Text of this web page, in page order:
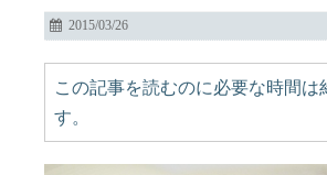
2015/03/26
この記事を読むのに必要な時間は
す。